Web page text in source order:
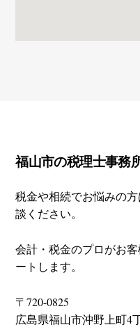
Footer
福山市の税理士事務
税金や相続でお悩みの
談ください。
会計・税金のプロがお
ートします。
〒720-0825
広島県福山市沖野上町4